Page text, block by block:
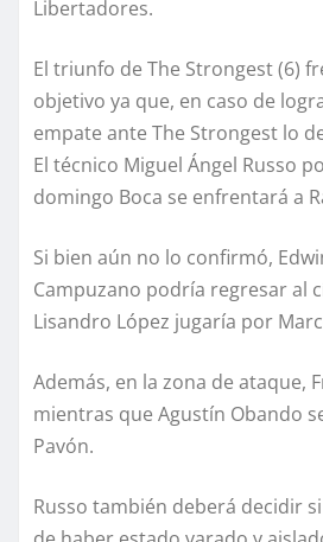
Libertadores.
El triunfo de The Strongest (6)
objetivo ya que, en caso de
empate ante The Strongest lo
El técnico Miguel Ángel Russo
domingo Boca se enfrentará a
Si bien aún no lo confirmó,
Campuzano podría regresar al
Lisandro López jugaría por
Además, en la zona de ataque,
mientras que Agustín Obando
Pavón.
Russo también deberá decidir